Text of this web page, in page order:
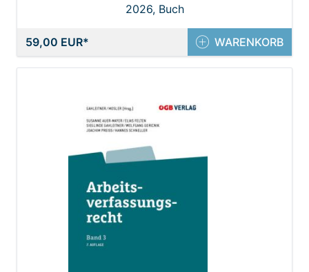
2026, Buch
59,00 EUR WARENKORB